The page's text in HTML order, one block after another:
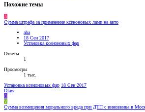
Похожие темы
A
Сумма штрафа за применение ксеноновых ламп на авто
aha
18 Сен 2017
Установка ксеноновых фар
Ответы
1
Просмотры
1 тыс.
Установка ксеноновых фар 18 Сен 2017
Olaw
O
V
Сумма возмещения морального вреда при ДТП с виновника в